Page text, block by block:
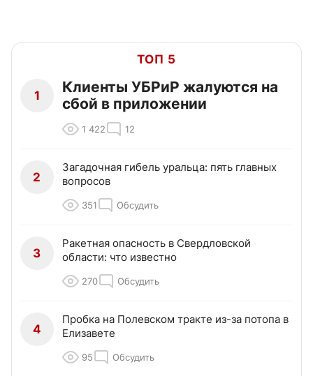
ТОП 5
1
Клиенты УБРиР жалуются на
сбой в приложении
1 422 12
2
Загадочная гибель уральца: пять главных
вопросов
351 Обсудить
3
Ракетная опасность в Свердловской
области: что известно
270 Обсудить
4
Пробка на Полевском тракте из-за потопа в
Елизавете
95 Обсудить